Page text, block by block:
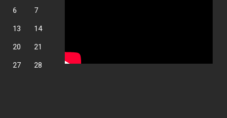
6 7
13 14
20 21
27 28